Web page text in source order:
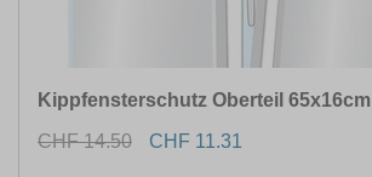
Kippfensterschutz Oberteil 65x16cm
CHF 14.50
CHF 11.31